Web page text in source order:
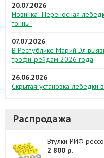
20.07.2026
Новинка! Переносная
тонны!
07.07.2026
В Республике Марий Эл
трофи-рейдам 2026 года
26.06.2026
Скрытая установка лебедки
Распродажа
Втулки РИФ
2 800 р.